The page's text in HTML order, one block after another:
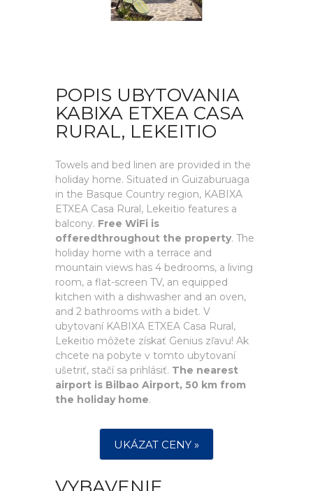
POPIS UBYTOVANIA
KABIXA ETXEA CASA
RURAL, LEKEITIO
Towels and bed linen are provided in the
holiday home. Situated in Guizaburuaga
in the Basque Country region, KABIXA
ETXEA Casa Rural, Lekeitio features a
balcony. Free WiFi is
offeredthroughout the property. The
holiday home with a terrace and
mountain views has 4 bedrooms, a living
room, a flat-screen TV, an equipped
kitchen with a dishwasher and an oven,
and 2 bathrooms with a bidet. V
ubytovaní KABIXA ETXEA Casa Rural,
Lekeitio môžete získať Genius zľavu! Ak
chcete na pobyte v tomto ubytovaní
ušetriť, stačí sa prihlásiť. The nearest
airport is Bilbao Airport, 50 km from
the holiday home.
UKÁZAT CENY »